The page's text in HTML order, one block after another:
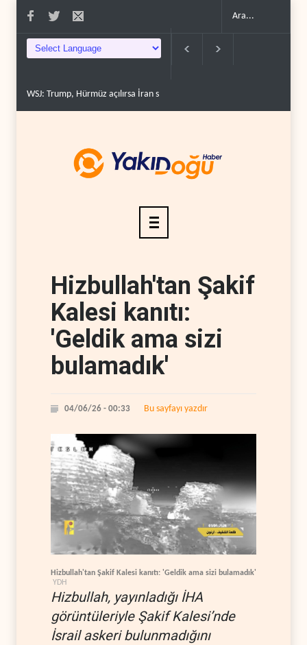
Hmeimim ve Tartus için HTŞ-Rusya anlaşması..
Hizbullah'tan Şakif
Kalesi kanıtı:
'Geldik ama sizi
bulamadık'
04/06/26 - 00:33 Bu sayfayı yazdır
Hizbullah'tan Şakif Kalesi kanıtı: 'Geldik ama sizi bulamadık'
YDH
Hizbullah, yayınladığı İHA
görüntüleriyle Şakif Kalesi’nde
İsrail askeri bulunmadığını